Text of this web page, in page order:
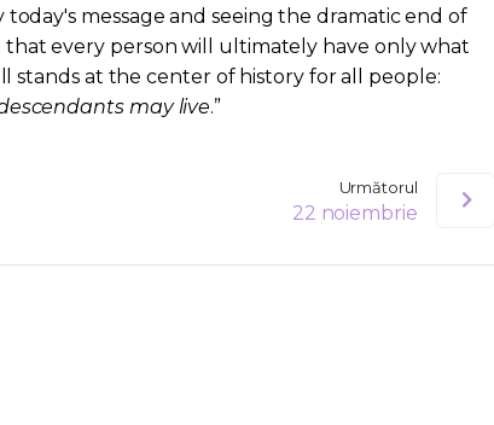
today's message and seeing the dramatic end of
that every person will ultimately have only what
stands at the center of history for all people:
may live.”
Următorul
22 noiembrie